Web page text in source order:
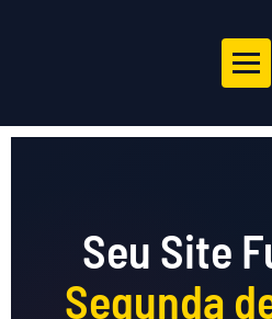
Seu Site
Segunda